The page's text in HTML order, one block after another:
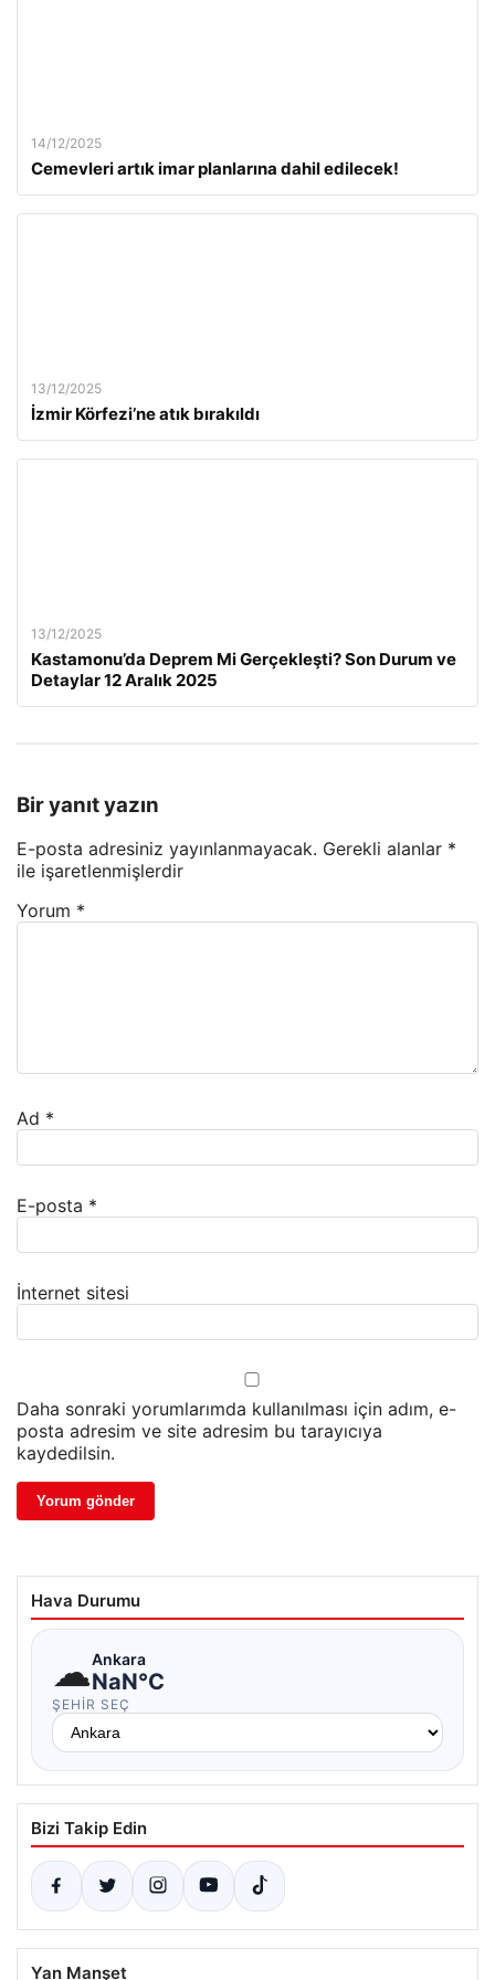
14/12/2025
Cemevleri artık imar planlarına dahil edilecek!
13/12/2025
İzmir Körfezi’ne atık bırakıldı
13/12/2025
Kastamonu’da Deprem Mi Gerçekleşti? Son Durum ve
Detaylar 12 Aralık 2025
Bir yanıt yazın
E-posta adresiniz yayınlanmayacak. Gerekli alanlar *
ile işaretlenmişlerdir
Yorum *
Ad *
E-posta *
İnternet sitesi
Daha sonraki yorumlarımda kullanılması için adım, e-
posta adresim ve site adresim bu tarayıcıya
kaydedilsin.
Hava Durumu
☁Ankara
NaN°C
ŞEHIR SEÇ
Bizi Takip Edin
Yan Manşet